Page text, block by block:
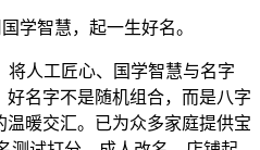
学智慧，起一生好名。
将人工匠心、国学智慧与名字
名字不是随机组合，而是八字
暖交汇。已为众多家庭提供宝